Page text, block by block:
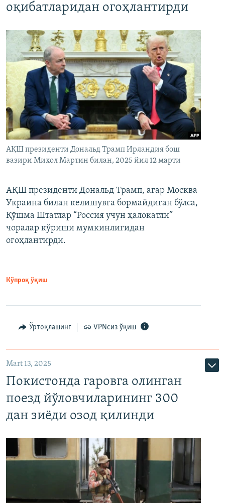
оқибатларидан огоҳлантирди
АҚШ президенти Дональд Трамп Ирландия бош
вазири Михол Мартин билан, 2025 йил 12 марти
АҚШ президенти Дональд Трамп, агар Москва
Украина билан келишувга бормайдиган бўлса,
Қўшма Штатлар “Россия учун ҳалокатли”
чоралар кўриши мумкинлигидан
огоҳлантирди.
Кўпроқ ўқиш
Ўртоқлашинг VPNсиз ўқиш
Mart 13, 2025
Покистонда гаровга олинган
поезд йўловчиларининг 300
дан зиёди озод қилинди